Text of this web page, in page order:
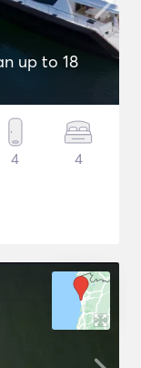
up to 18
4 4